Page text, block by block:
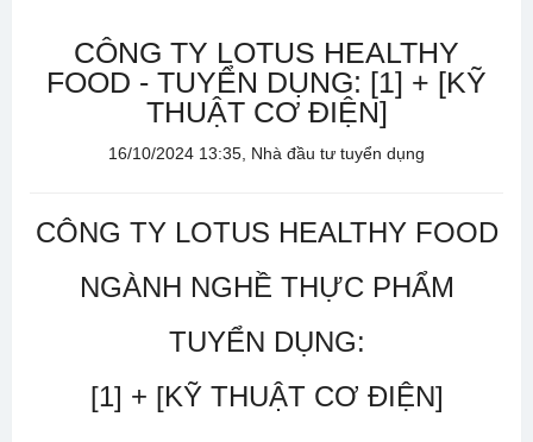
CÔNG TY LOTUS HEALTHY
FOOD - TUYỂN DỤNG: [1] + [KỸ
THUẬT CƠ ĐIỆN]
16/10/2024 13:35, Nhà đầu tư tuyển dụng
CÔNG TY LOTUS HEALTHY FOOD
NGÀNH NGHỀ THỰC PHẨM
TUYỂN DỤNG:
[1] + [KỸ THUẬT CƠ ĐIỆN]